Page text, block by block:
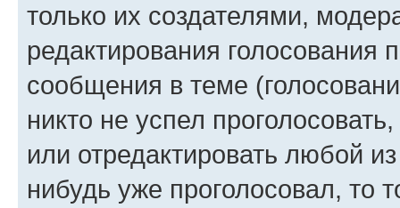
только их создателями,
редактирования голосования
сообщения в теме
никто не успел
или отредактировать любой
нибудь уже проголосовал, то